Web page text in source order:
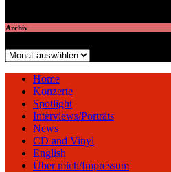
Archiv
Archiv
Home
Konzerte
Spotlight
Interviews/Porträts
News
CD and Vinyl
English
Über mich/Impressum